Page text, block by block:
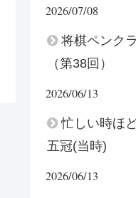
2026/07/08
将棋ペンク
（第38回）
2026/06/13
忙しい時ほ
五冠(当時)
2026/06/13